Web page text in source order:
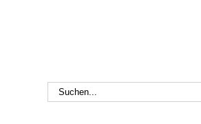
Suche
nach: